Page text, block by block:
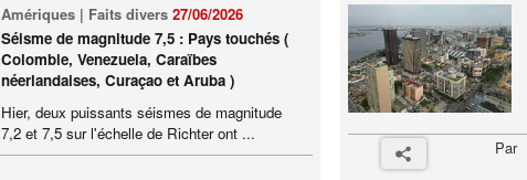
Amériques | Faits divers27/06/2026
Séisme de magnitude 7,5 : Pays touchés (
Colombie, Venezuela, Caraïbes
néerlandaises, Curaçao et Aruba )
Hier, deux puissants séismes de magnitude
7,2 et 7,5 sur l'échelle de Richter ont ...
Par